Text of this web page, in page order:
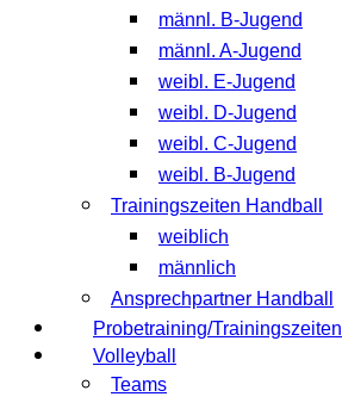
männl. B-Jugend
männl. A-Jugend
weibl. E-Jugend
weibl. D-Jugend
weibl. C-Jugend
weibl. B-Jugend
Trainingszeiten Handball
weiblich
männlich
Ansprechpartner Handball
Probetraining/Trainingszeiten
Volleyball
Teams